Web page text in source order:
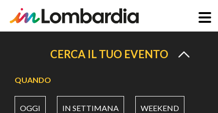
principale
CERCA IL TUO EVENTO
QUANDO
OGGI IN SETTIMANA WEEKEND